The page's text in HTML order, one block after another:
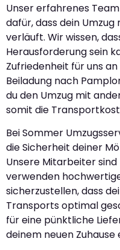
Unser erfahrenes
dafür, dass dein
verläuft. Wir wissen,
Herausforderung sein
Zufriedenheit für uns
Beiladung nach
du den Umzug mit
somit die
Bei Sommer
die Sicherheit deiner
Unsere Mitarbeiter
verwenden
sicherzustellen, dass
Transports optimal
für eine pünktliche
deinem neuen